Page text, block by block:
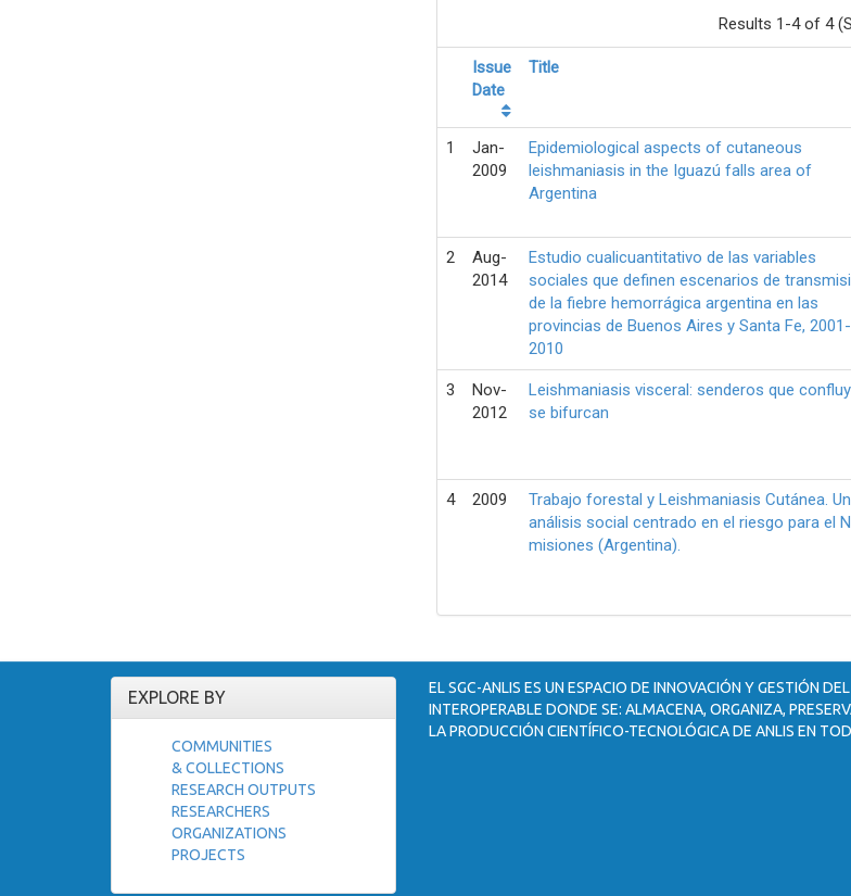
Results 1-4 of 4
Issue
Date
Title
1
Jan-
2009
Epidemiological aspects of cutaneous
leishmaniasis in the Iguazú falls area of
Argentina
2
Aug-
2014
Estudio cualicuantitativo de las variables
sociales que definen escenarios de
de la fiebre hemorrágica argentina en las
provincias de Buenos Aires y Santa Fe, 2001-
2010
3
Nov-
2012
Leishmaniasis visceral: senderos que
se bifurcan
4 2009
Trabajo forestal y Leishmaniasis Cutánea. Un
análisis social centrado en el riesgo para el
misiones (Argentina).
EXPLORE BY
COMMUNITIES
& COLLECTIONS
RESEARCH OUTPUTS
RESEARCHERS
ORGANIZATIONS
PROJECTS
EL SGC-ANLIS ES UN ESPACIO DE INNOVACIÓN Y GESTIÓN
INTEROPERABLE DONDE SE: ALMACENA, ORGANIZA,
LA PRODUCCIÓN CIENTÍFICO-TECNOLÓGICA DE ANLIS EN